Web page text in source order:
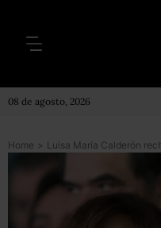
08 de agosto, 2026
Home >